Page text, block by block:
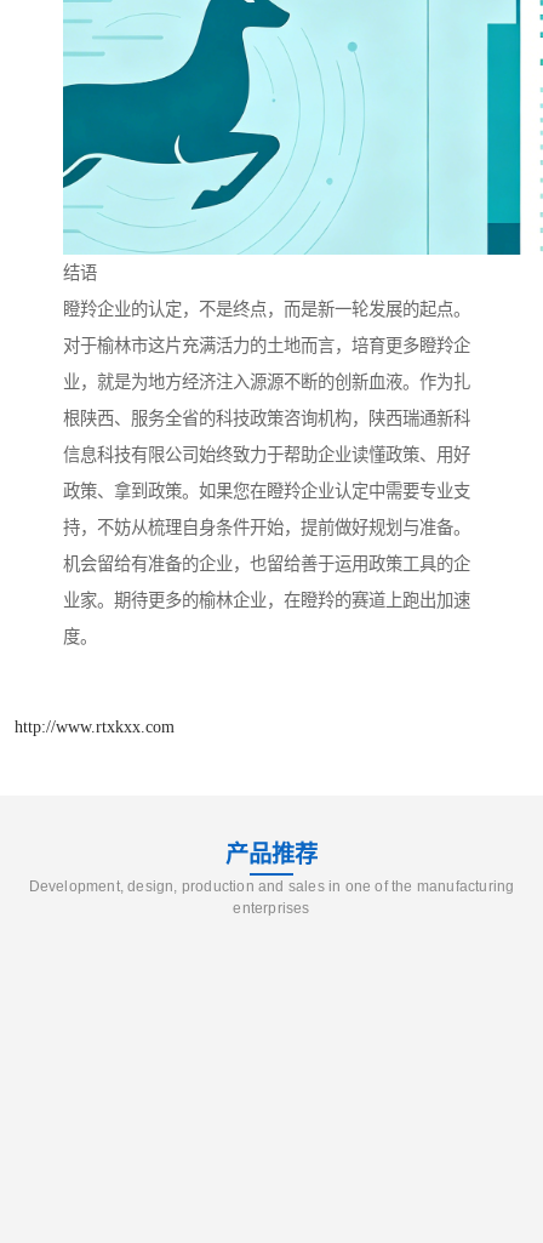
结语
瞪羚企业的认定，不是终点，而是新一轮发展的起点。
对于榆林市这片充满活力的土地而言，培育更多瞪羚企
业，就是为地方经济注入源源不断的创新血液。作为扎
根陕西、服务全省的科技政策咨询机构，陕西瑞通新科
信息科技有限公司始终致力于帮助企业读懂政策、用好
政策、拿到政策。如果您在瞪羚企业认定中需要专业支
持，不妨从梳理自身条件开始，提前做好规划与准备。
机会留给有准备的企业，也留给善于运用政策工具的企
业家。期待更多的榆林企业，在瞪羚的赛道上跑出加速
度。
http://www.rtxkxx.com
产品推荐
Development, design, production and sales in one of the manufacturing
enterprises